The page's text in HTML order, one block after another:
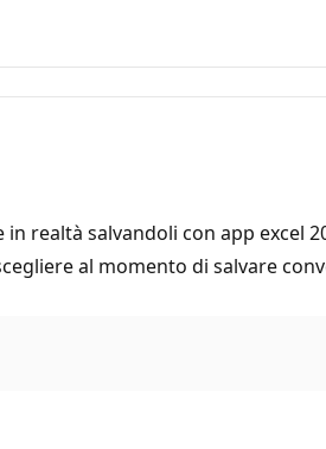
realtà salvandoli con app excel
al momento di salvare